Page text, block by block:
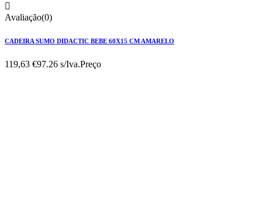

Avaliação(0)
CADEIRA SUMO DIDACTIC BEBE 60X15 CM AMARELO
119,63 €97.26 s/Iva.Preço